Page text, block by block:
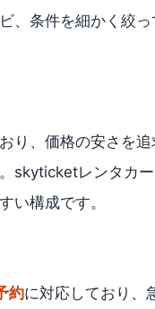
、条件を細かく絞
り、価格の安さを追
skyticketレンタカ
い構成です。
約に対応しており、